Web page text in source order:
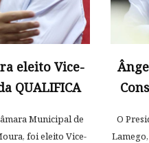
eleito Vice-
QUALIFICA
Municipal de
foi eleito Vice-
O